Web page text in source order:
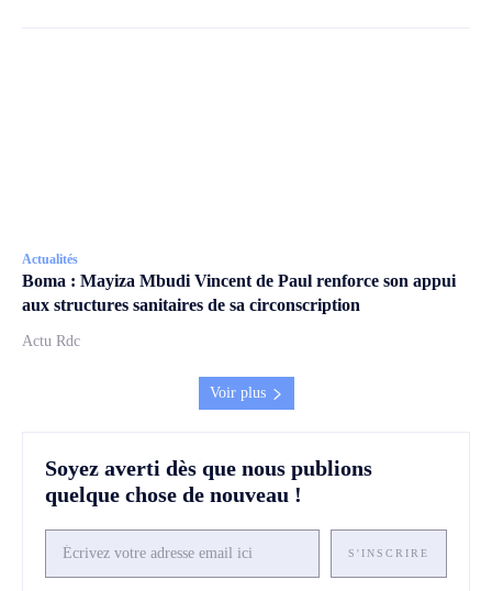
Actualités
Boma : Mayiza Mbudi Vincent de Paul renforce son appui
aux structures sanitaires de sa circonscription
Actu Rdc
Voir plus
Soyez averti dès que nous publions
quelque chose de nouveau !
S'INSCRIRE